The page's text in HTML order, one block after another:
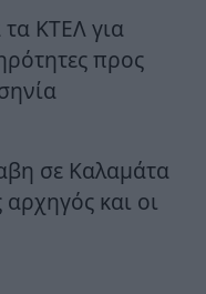
ΚΤΕΛ για
προς
σε Καλαμάτα
και οι